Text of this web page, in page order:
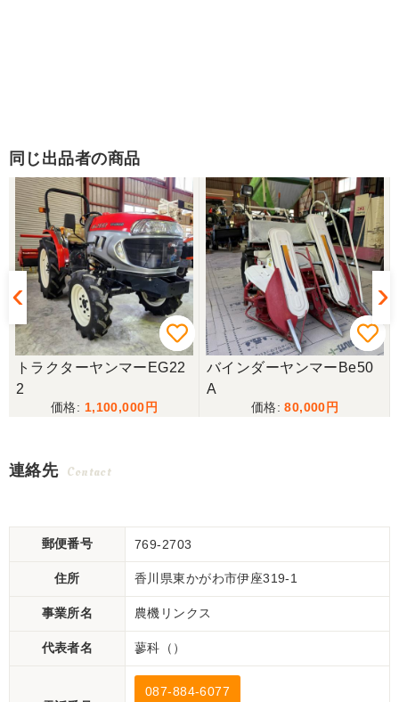
同じ出品者の商品
トラクターヤンマーEG22
2
1,100,000
バインダーヤンマーBe50
A
80,000
連絡先 Contact
郵便番号 769-2703
住所 香川県東かがわ市伊座319-1
事業所名 農機リンクス
代表者名 蓼科（）
087-884-6077